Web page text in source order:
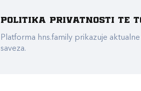
Politika privatnosti te
Platforma hns.family prikazuje
saveza.